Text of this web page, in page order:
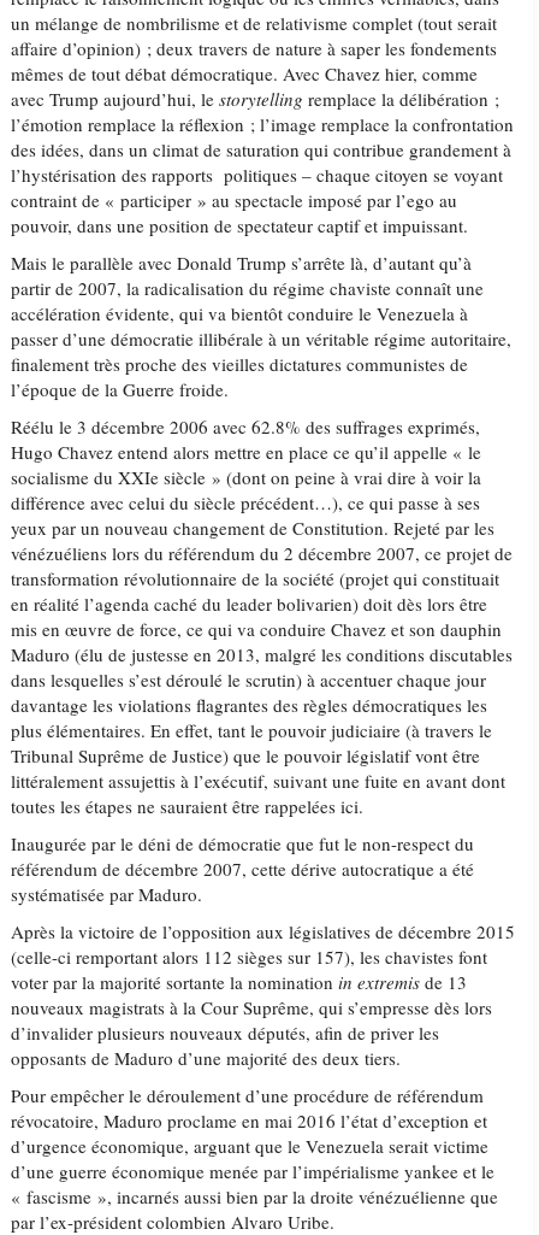
un mélange de nombrilisme et de relativisme complet (tout serait
affaire d’opinion) ; deux travers de nature à saper les fondements
mêmes de tout débat démocratique. Avec Chavez hier, comme
avec Trump aujourd’hui, lestorytelling remplace la délibération ;
l’émotion remplace la réflexion ; l’image remplace la confrontation
des idées, dans un climat de saturation qui contribue grandement à
l’hystérisation des rapports politiques – chaque citoyen se voyant
contraint de « participer » au spectacle imposé par l’ego au
pouvoir, dans une position de spectateur captif et impuissant.
Mais le parallèle avec Donald Trump s’arrête là, d’autant qu’à
partir de 2007, la radicalisation du régime chaviste connaît une
accélération évidente, qui va bientôt conduire le Venezuela à
passer d’une démocratie illibérale à un véritable régime autoritaire,
finalement très proche des vieilles dictatures communistes de
l’époque de la Guerre froide.
Réélu le 3 décembre 2006 avec 62.8% des suffrages exprimés,
Hugo Chavez entend alors mettre en place ce qu’il appelle « le
socialisme du XXIe siècle » (dont on peine à vrai dire à voir la
différence avec celui du siècle précédent…), ce qui passe à ses
yeux par un nouveau changement de Constitution. Rejeté par les
vénézuéliens lors du référendum du 2 décembre 2007, ce projet de
transformation révolutionnaire de la société (projet qui constituait
en réalité l’agenda caché du leader bolivarien) doit dès lors être
mis en œuvre de force, ce qui va conduire Chavez et son dauphin
Maduro (élu de justesse en 2013, malgré les conditions discutables
dans lesquelles s’est déroulé le scrutin) à accentuer chaque jour
davantage les violations flagrantes des règles démocratiques les
plus élémentaires. En effet, tant le pouvoir judiciaire (à travers le
Tribunal Suprême de Justice) que le pouvoir législatif vont être
littéralement assujettis à l’exécutif, suivant une fuite en avant dont
toutes les étapes ne sauraient être rappelées ici.
Inaugurée par le déni de démocratie que fut le non-respect du
référendum de décembre 2007, cette dérive autocratique a été
systématisée par Maduro.
Après la victoire de l’opposition aux législatives de décembre 2015
(celle-ci remportant alors 112 sièges sur 157), les chavistes font
voter par la majorité sortante la nominationin extremis de 13
nouveaux magistrats à la Cour Suprême, qui s’empresse dès lors
d’invalider plusieurs nouveaux députés, afin de priver les
opposants de Maduro d’une majorité des deux tiers.
Pour empêcher le déroulement d’une procédure de référendum
révocatoire, Maduro proclame en mai 2016 l’état d’exception et
d’urgence économique, arguant que le Venezuela serait victime
d’une guerre économique menée par l’impérialisme yankee et le
« fascisme », incarnés aussi bien par la droite vénézuélienne que
par l’ex-président colombien Alvaro Uribe.